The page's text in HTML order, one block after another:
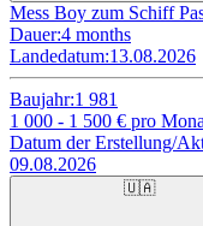
Mess Boy zum Schiff
Dauer:4 months
Landedatum:13.08.2026
Baujahr:1 981
1 000 - 1 500 € pro
Datum der Erstellung/
09.08.2026
🇺🇦